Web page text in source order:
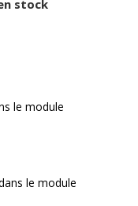
stock
le module
le module